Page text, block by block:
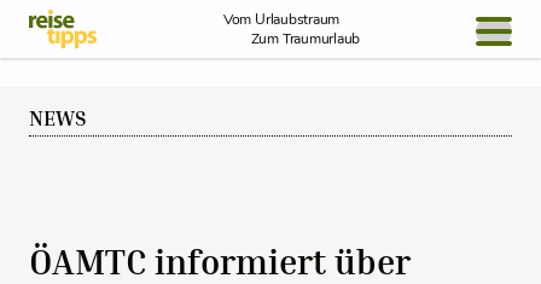
Skip to Content
Vom Urlaubstraum
Zum Traumurlaub
NEWS
ÖAMTC informiert über